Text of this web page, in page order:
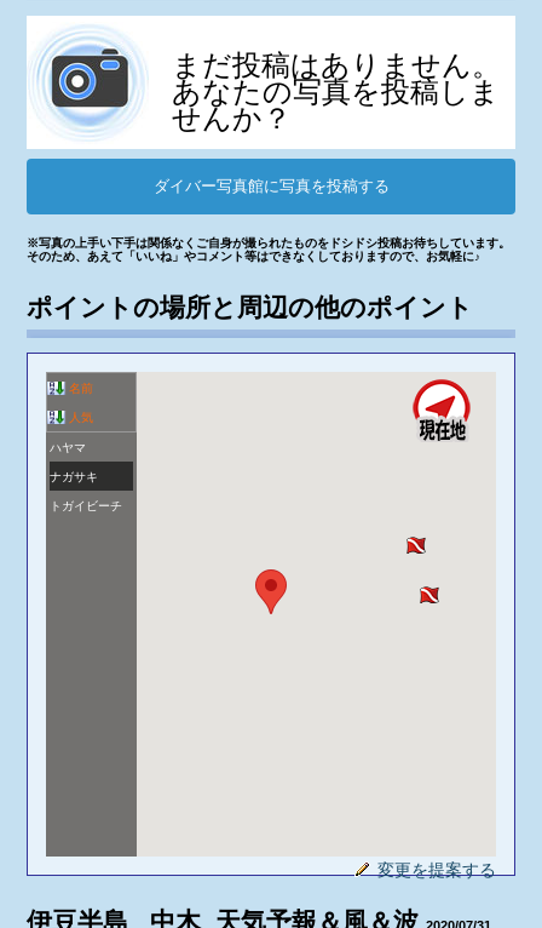
まだ投稿はありません。
あなたの写真を投稿しま
せんか？
ダイバー写真館に写真を投稿する
※写真の上手い下手は関係なくご自身が撮られたものをドシドシ投稿お待ちしています。
そのため、あえて「いいね」やコメント等はできなくしておりますので、お気軽に♪
ポイントの場所と周辺の他のポイント
名前
人気
ハヤマ
ナガサキ
トガイビーチ
変更を提案する
伊豆半島 中木 天気予報＆風＆波